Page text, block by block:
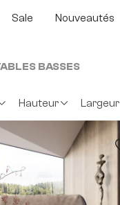
Sale Nouveautés
BASSES
Hauteur Largeur